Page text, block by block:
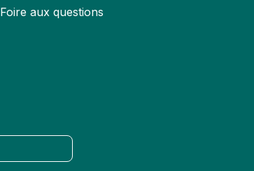
Foire aux questions